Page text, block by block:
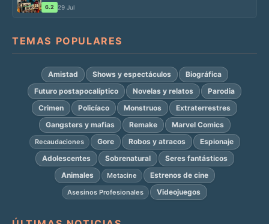
6.2 29 Jul
TEMAS POPULARES
Amistad Shows y espectáculos
Biográfica
Futuro postapocalíptico
Novelas y relatos
Parodia
Crimen
Policíaco Monstruos
Extraterrestres
Gangsters y mafias
Remake Marvel Comics
Recaudaciones Gore Robos y atracos
Espionaje
Adolescentes
Sobrenatural
Seres fantásticos
Animales
Metacine Estrenos de cine
Asesinos Profesionales Videojuegos